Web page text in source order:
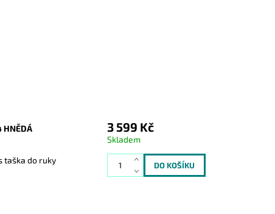
HNĚDÁ
taška do ruky
3 599 Kč
Skladem